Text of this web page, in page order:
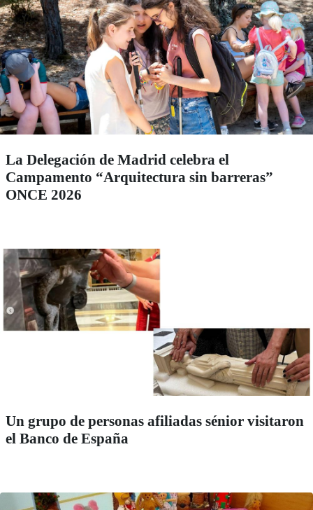
La Delegación de Madrid celebra el
Campamento “Arquitectura sin barreras”
ONCE 2026
Un grupo de personas afiliadas sénior visitaron
el Banco de España